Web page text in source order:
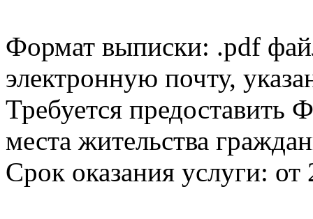
Формат выписки: .pdf
электронную почту,
Требуется
места жительства
Срок оказания услуги: от